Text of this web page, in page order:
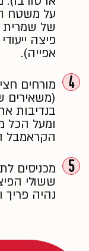
על משטח
של שמרית
פיצה
אפייה).
4
מורחים
(משאירים
בנדיבות
ומעל הכל
הקראמבל
5
ששולי
נהיה פריך